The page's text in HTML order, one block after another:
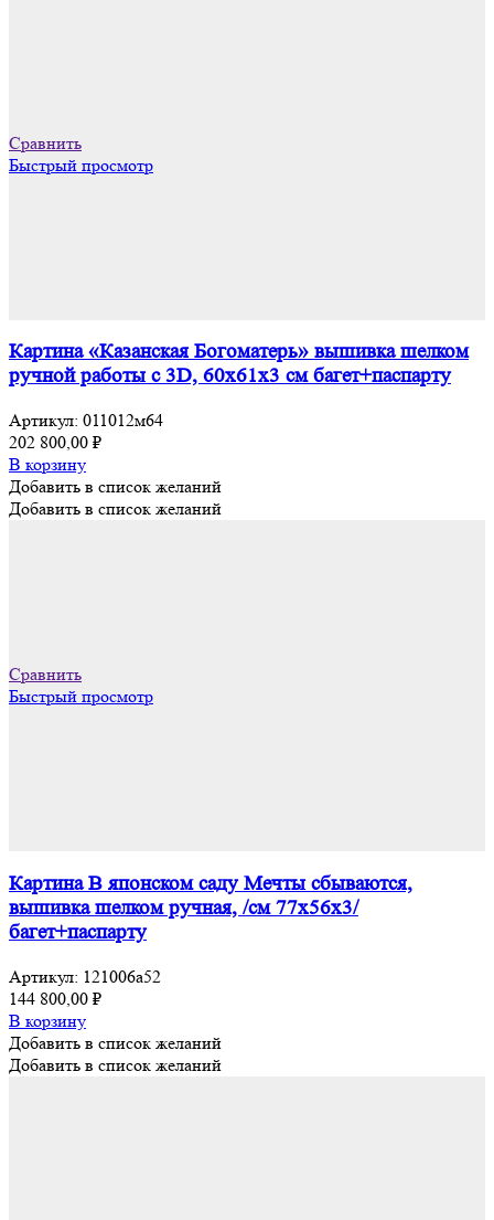
Сравнить
Быстрый просмотр
Картина «Казанская Богоматерь» вышивка шелком
ручной работы с 3D, 60х61х3 см багет+паспарту
Артикул: 011012м64
202 800,00 ₽
В корзину
Добавить в список желаний
Добавить в список желаний
Сравнить
Быстрый просмотр
Картина В японском саду Мечты сбываются,
вышивка шелком ручная, /см 77х56х3/
багет+паспарту
Артикул: 121006а52
144 800,00 ₽
В корзину
Добавить в список желаний
Добавить в список желаний